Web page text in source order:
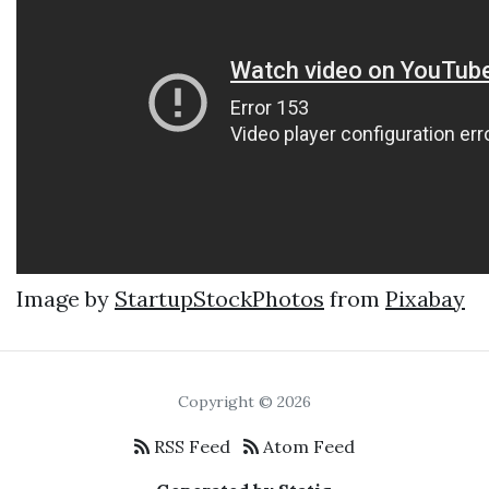
Image by StartupStockPhotos from Pixabay
Copyright © 2026
RSS Feed
Atom Feed